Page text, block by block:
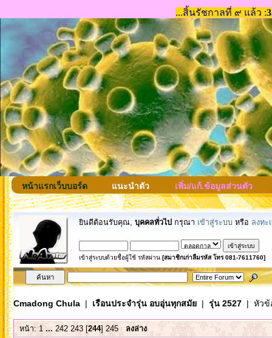
หน้าแรกเว็บบอร์ด แนะนำตัว เพิ่ม/แก้.ข้อมูลส่วนตัว
ยินดีต้อนรับคุณ, บุคคลทั่วไป กรุณา เข้าสู่ระบบ หรือ ลงทะ
เข้าสู่ระบบด้วยชื่อผู้ใช้ รหัสผ่าน [สมาชิกเก่าลืมรหัส โทร 081-7611760]
Cmadong Chula| เรือนประจำรุ่น อบอุ่นทุกสมัย| รุ่น 2527| หัวข้
หน้า:1 ... 242 243[244]245 ลงล่าง